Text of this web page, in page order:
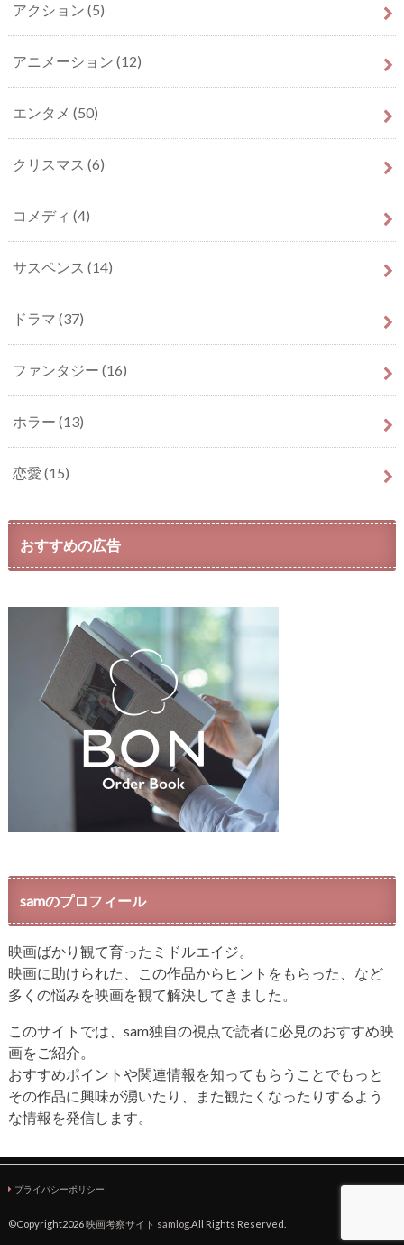
アクション (5)
アニメーション (12)
エンタメ (50)
クリスマス (6)
コメディ (4)
サスペンス (14)
ドラマ (37)
ファンタジー (16)
ホラー (13)
恋愛 (15)
おすすめの広告
samのプロフィール
映画ばかり観て育ったミドルエイジ。
映画に助けられた、この作品からヒントをもらった、など
多くの悩みを映画を観て解決してきました。
このサイトでは、sam独自の視点で読者に必見のおすすめ映
画をご紹介。
おすすめポイントや関連情報を知ってもらうことでもっと
その作品に興味が湧いたり、また観たくなったりするよう
な情報を発信します。
プライバシーポリシー
©Copyright2026映画考察サイト samlog.All Rights Reserved.